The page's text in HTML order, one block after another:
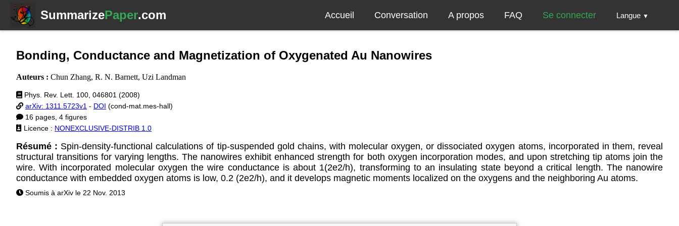
SummarizePaper.com Accueil Conversation A propos FAQ Se connecter Langue ▼
Bonding, Conductance and Magnetization of Oxygenated Au Nanowires
Auteurs : Chun Zhang, R. N. Barnett, Uzi Landman
Phys. Rev. Lett. 100, 046801 (2008)
arXiv: 1311.5723v1 - DOI (cond-mat.mes-hall)
16 pages, 4 figures
Licence : NONEXCLUSIVE-DISTRIB 1.0
Résumé : Spin-density-functional calculations of tip-suspended gold chains, with molecular oxygen, or dissociated oxygen atoms, incorporated in them, reveal
structural transitions for varying lengths. The nanowires exhibit enhanced strength for both oxygen incorporation modes, and upon stretching tip atoms join the
wire. With incorporated molecular oxygen the wire conductance is about 1(2e2/h), transforming to an insulating state beyond a critical length. The nanowire
conductance with embedded oxygen atoms is low, 0.2 (2e2/h), and it develops magnetic moments localized on the oxygens and the neighboring Au atoms.
Soumis à arXiv le 22 Nov. 2013